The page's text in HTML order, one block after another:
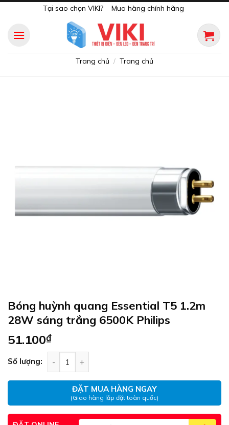
content
Tại sao chọn VIKI? Mua hàng chính hãng
Trang chủ / Trang chủ
Bóng huỳnh quang Essential T5 1.2m
28W sáng trắng 6500K Philips
51.100₫
Số lượng:
ĐẶT MUA HÀNG NGAY
(Giao hàng lắp đặt toàn quốc)